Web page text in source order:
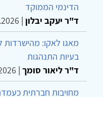
הדינמי הממוקד
ד"ר יעקב יבלון |
מאגו לאקו: מהישרדות
בעיות התנהגות
ד"ר ליאור סומך |
מחויבות חברתית